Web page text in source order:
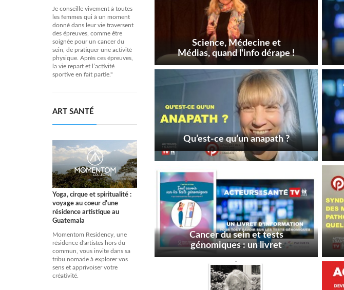
Je conseille vivement à toutes
les femmes qui à un moment
donné dans leur vie traversent
des épreuves, comme être
soignée pour un cancer du
sein, de pratiquer une activité
physique. Après ces épreuves,
la vie repart et l’activité
sportive en fait partie."
ART SANTÉ
Yoga, cirque et spiritualité :
voyage au coeur d'une
résidence artistique au
Guatemala
Momentom Residency, une
résidence d'artistes hors du
commun, vous invite dans sa
tribu nomade à explorer vos
sens et apprivoiser votre
créativité.
Science, Médecine et
Médias, quand l'info dérape !
Qu’est-ce qu’un anapath ?
Cancer du sein et tests
génomiques : un livret
d’information à télécharger